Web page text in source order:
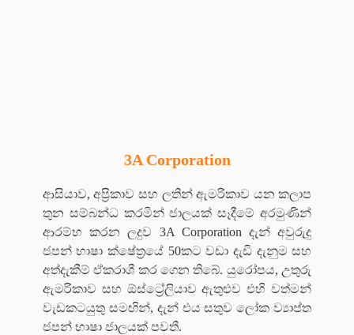
3A Corporation
ආසියාව, අප්‍රිකාව සහ ලතින් ඇමරිකාව යන කලාප
තුන සම්බන්ධ කරමින් ජාලයක් සෑදීමේ අරමුණින්
ආරම්භ කරන ලදුව 3A Corporation දැන් අවුරුදු
ජපන් භාෂා ක්ෂේත්‍රයේ 50කට වඩා දැඩි දැනුම සහ
අත්දැකීම් ඒකරාශී කර ගෙන තිබේ. යුරෝපය, උතුරු
ඇමරිකාව සහ ඕස්ට්‍රේලියාව ඇතුළුව එහි වත්මන්
වැඩකටයුතු සමඟින්, දැන් එය සතුව ලෝක ව්‍යාප්ත
ජපන් භාෂා ජාලයක් පවතී.